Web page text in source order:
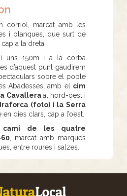
corriol, marcat amb les
i blanques, que surt de
a la dreta.
uns 150m i a la corba
d’aquest punt gaudirem
sobre el poble
Abadesses, amb el cim
Cavalleraal nord-oest i
(foto) i la Serra
en dies clars, cap a l’oest.
camí de les quatre
, marcat amb marques
entre roures i salzes.